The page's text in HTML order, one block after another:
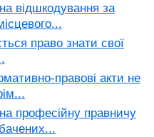
відшкодування за
право знати свої
правові акти не
професійну правничу